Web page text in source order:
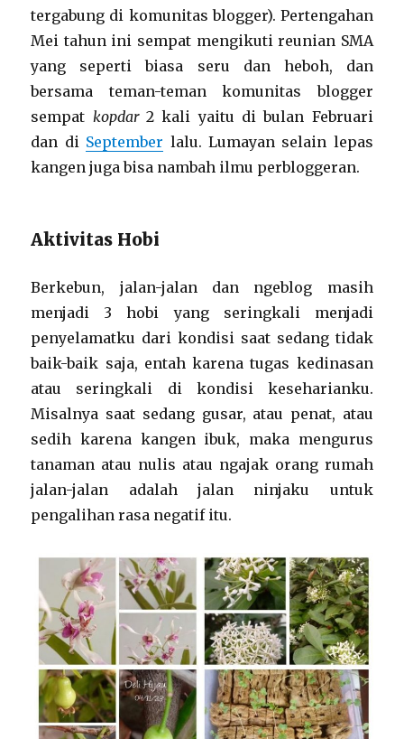
tergabung di komunitas blogger). Pertengahan
Mei tahun ini sempat mengikuti reunian SMA
yang seperti biasa seru dan heboh, dan
bersama teman-teman komunitas blogger
sempat kopdar2 kali yaitu di bulan Februari
dan di September lalu. Lumayan selain lepas
kangen juga bisa nambah ilmu perbloggeran.
Aktivitas Hobi
Berkebun, jalan-jalan dan ngeblog masih
menjadi 3 hobi yang seringkali menjadi
penyelamatku dari kondisi saat sedang tidak
baik-baik saja, entah karena tugas kedinasan
atau seringkali di kondisi keseharianku.
Misalnya saat sedang gusar, atau penat, atau
sedih karena kangen ibuk, maka mengurus
tanaman atau nulis atau ngajak orang rumah
jalan-jalan adalah jalan ninjaku untuk
pengalihan rasa negatif itu.